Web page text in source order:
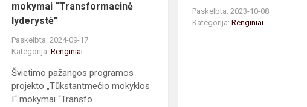
mokymai “Transformacinė
lyderystė”
Paskelbta: 2024-09-17
Kategorija:Renginiai
Švietimo pažangos programos
projekto „Tūkstantmečio mokyklos
I“ mokymai “Transfo...
Paskelbta: 2023-10-08
Kategorija:Renginiai